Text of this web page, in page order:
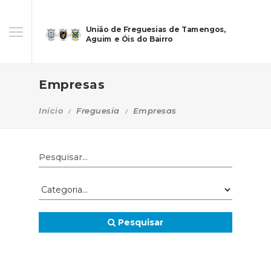
União de Freguesias de Tamengos,
Aguim e Óis do Bairro
Empresas
Início Freguesia Empresas
Pesquisar